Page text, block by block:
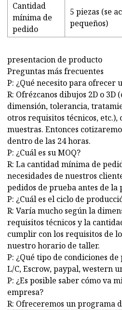
Cantidad
mínima de
pedido
5 piezas (se
pequeños)
presentacion de producto
Preguntas más frecuentes
P: ¿Qué necesito para ofrecer
R: Ofrézcanos dibujos 2D o 3D
dimensión, tolerancia,
otros requisitos técnicos,
muestras. Entonces
dentro de las 24 horas.
P: ¿Cuál es su MOQ?
R: La cantidad mínima de
necesidades de nuestros
pedidos de prueba antes de la
P: ¿Cuál es el ciclo de
R: Varía mucho según la
requisitos técnicos y la
cumplir con los requisitos de
nuestro horario de taller.
P: ¿Qué tipo de condiciones de
L/C, Escrow, paypal, western
P: ¿Es posible saber cómo va
empresa?
R: Ofreceremos un programa